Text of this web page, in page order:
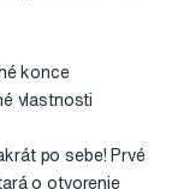
konce
vlastnosti
po sebe! Prvé
o otvorenie